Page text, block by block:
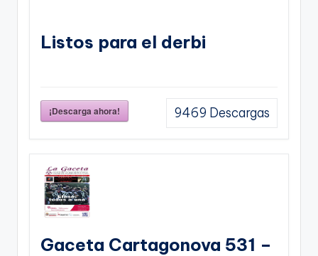
Listos para el derbi
¡Descarga ahora! 9469 Descargas
Gaceta Cartagonova 531 –